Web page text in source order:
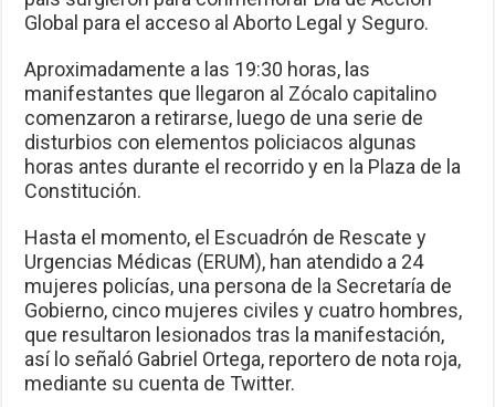
Global para el acceso al Aborto Legal y Seguro.
Aproximadamente a las 19:30 horas, las
manifestantes que llegaron al Zócalo capitalino
comenzaron a retirarse, luego de una serie de
disturbios con elementos policiacos algunas
horas antes durante el recorrido y en la Plaza de la
Constitución.
Hasta el momento, el Escuadrón de Rescate y
Urgencias Médicas (ERUM), han atendido a 24
mujeres policías, una persona de la Secretaría de
Gobierno, cinco mujeres civiles y cuatro hombres,
que resultaron lesionados tras la manifestación,
así lo señaló Gabriel Ortega, reportero de nota roja,
mediante su cuenta de Twitter.